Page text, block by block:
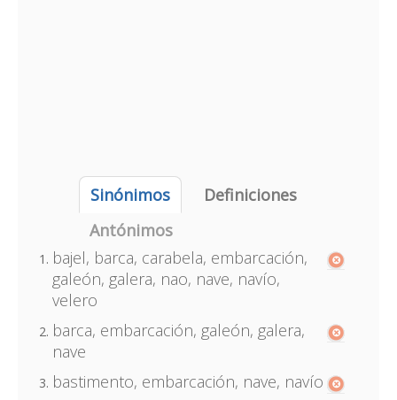
Sinónimos
Definiciones
Antónimos
bajel, barca, carabela, embarcación,
galeón, galera, nao, nave, navío,
velero
barca, embarcación, galeón, galera,
nave
bastimento, embarcación, nave, navío